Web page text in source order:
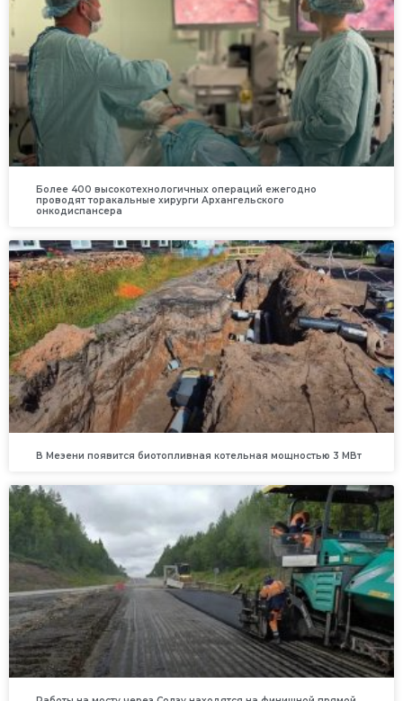
Более 400 высокотехнологичных операций ежегодно
проводят торакальные хирурги Архангельского
онкодиспансера
В Мезени появится биотопливная котельная мощностью 3 МВт